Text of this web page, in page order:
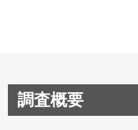
調査概要